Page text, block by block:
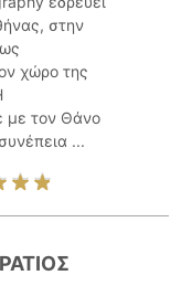
στην
χώρο της
με τον Θάνο
...